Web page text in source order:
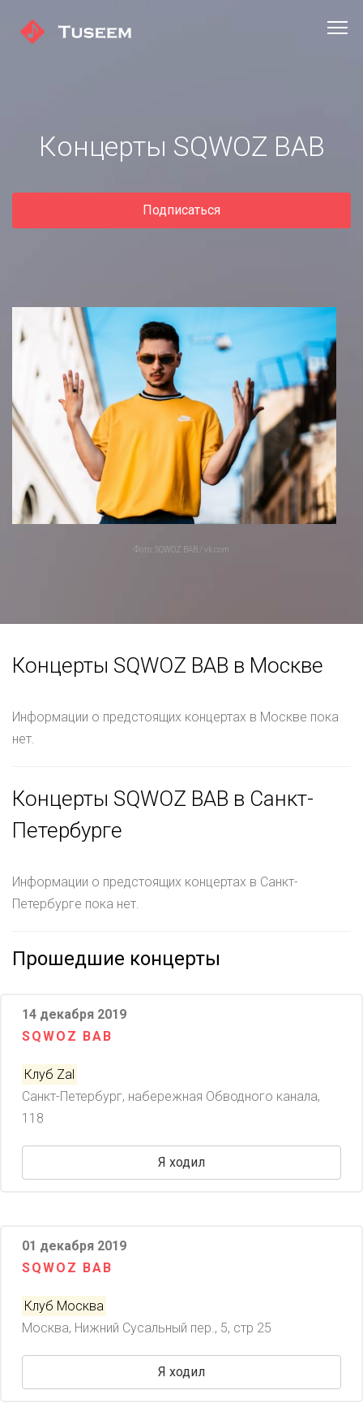
Концерты SQWOZ BAB
Подписаться
Фото: SQWOZ BAB / vk.com
Концерты SQWOZ BAB в Москве
Информации о предстоящих концертах в Москве пока
нет.
Концерты SQWOZ BAB в Санкт-
Петербурге
Информации о предстоящих концертах в Санкт-
Петербурге пока нет.
Прошедшие концерты
14 декабря 2019
SQWOZ BAB
Клуб Zal
Санкт-Петербург, набережная Обводного канала,
118
Я ходил
01 декабря 2019
SQWOZ BAB
Клуб Москва
Москва, Нижний Сусальный пер., 5, стр 25
Я ходил